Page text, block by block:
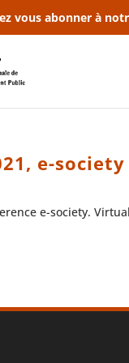
vous abonner à
e-
e-society.